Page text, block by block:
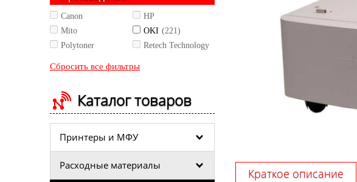
Canon
HP
Mito
OKI (221)
Polytoner
Retech Technology
Сбросить все фильтры
Каталог товаров
Принтеры и МФУ
Расходные материалы
Краткое описание